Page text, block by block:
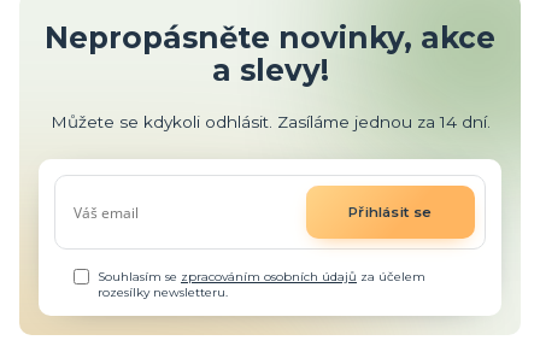
Nepropásněte novinky, akce
a slevy!
Můžete se kdykoli odhlásit. Zasíláme jednou za 14 dní.
Přihlásit se
Souhlasím se zpracováním osobních údajů za účelem
rozesílky newsletteru.